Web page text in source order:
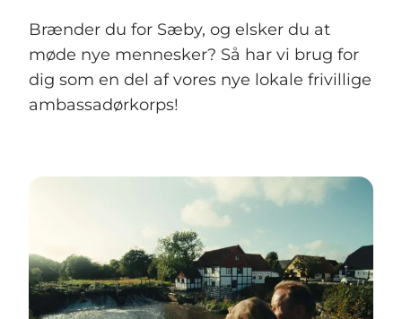
Brænder du for Sæby, og elsker du at
møde nye mennesker? Så har vi brug for
dig som en del af vores nye lokale frivillige
ambassadørkorps!